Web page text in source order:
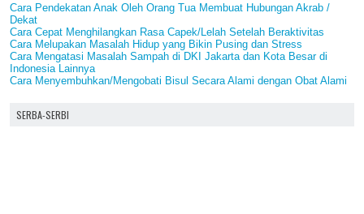
Cara Pendekatan Anak Oleh Orang Tua Membuat Hubungan Akrab /
Dekat
Cara Cepat Menghilangkan Rasa Capek/Lelah Setelah Beraktivitas
Cara Melupakan Masalah Hidup yang Bikin Pusing dan Stress
Cara Mengatasi Masalah Sampah di DKI Jakarta dan Kota Besar di
Indonesia Lainnya
Cara Menyembuhkan/Mengobati Bisul Secara Alami dengan Obat Alami
SERBA-SERBI